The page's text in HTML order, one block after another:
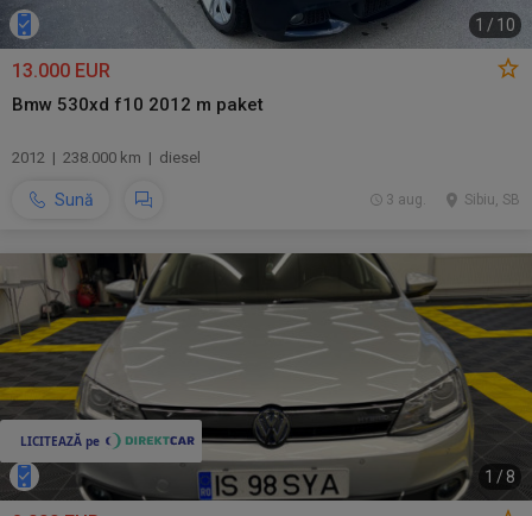
1 / 10
13.000 EUR
Bmw 530xd f10 2012 m paket
2012 | 238.000 km | diesel
Sună Sibiu, SB
3 aug.
1 / 8